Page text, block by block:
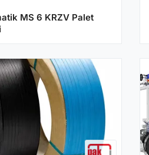
MS 6 KRZV Palet